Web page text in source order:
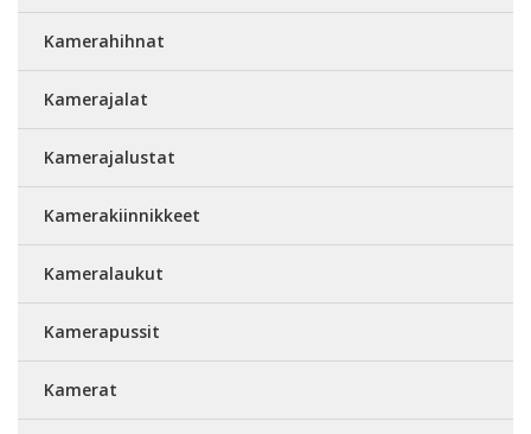
Kamerahihnat
Kamerajalat
Kamerajalustat
Kamerakiinnikkeet
Kameralaukut
Kamerapussit
Kamerat